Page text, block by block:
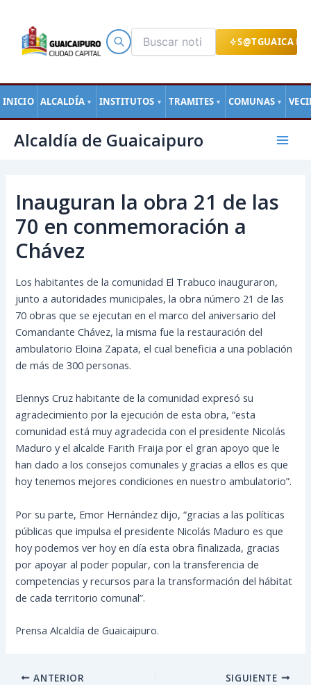
S@TGUAICA
INICIO ALCALDÍA ▼ INSTITUTOS ▼ TRAMITES ▼ COMUNAS ▼
contenido
Alcaldía de Guaicaipuro
Main
Inauguran la obra 21 de las
70 en conmemoración a
Chávez
Los habitantes de la comunidad El Trabuco inauguraron,
junto a autoridades municipales, la obra número 21 de las
70 obras que se ejecutan en el marco del aniversario del
Comandante Chávez, la misma fue la restauración del
ambulatorio Eloina Zapata, el cual beneficia a una población
de más de 300 personas.
Elennys Cruz habitante de la comunidad expresó su
agradecimiento por la ejecución de esta obra, “esta
comunidad está muy agradecida con el presidente Nicolás
Maduro y el alcalde Farith Fraija por el gran apoyo que le
han dado a los consejos comunales y gracias a ellos es que
hoy tenemos mejores condiciones en nuestro ambulatorio”.
Por su parte, Emor Hernández dijo, “gracias a las políticas
públicas que impulsa el presidente Nicolás Maduro es que
hoy podemos ver hoy en día esta obra finalizada, gracias
por apoyar al poder popular, con la transferencia de
competencias y recursos para la transformación del hábitat
de cada territorio comunal”.
Prensa Alcaldía de Guaicaipuro.
de
ANTERIOR SIGUIENTE